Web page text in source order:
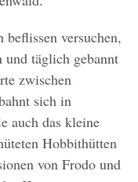
versuchen,
und täglich gebannt
zwischen
sich in
auch das kleine
Hobbithütten
von Frodo und